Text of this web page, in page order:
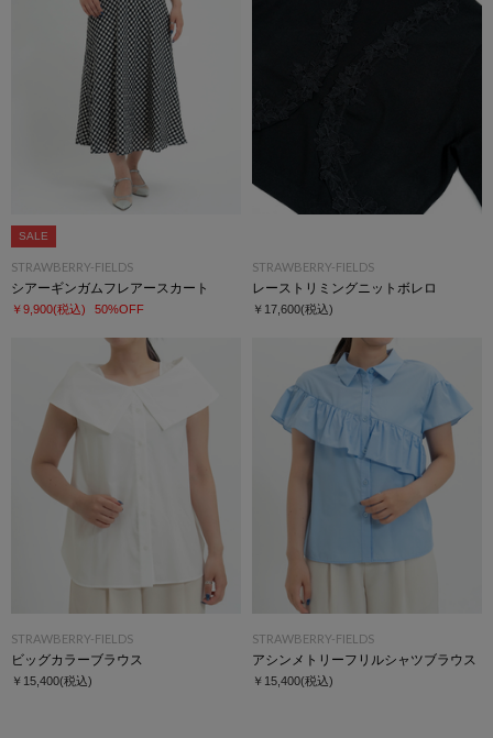
SALE
STRAWBERRY-FIELDS
シアーギンガムフレアースカート
￥9,900(税込) 50%OFF
STRAWBERRY-FIELDS
レーストリミングニットボレロ
￥17,600(税込)
STRAWBERRY-FIELDS
ビッグカラーブラウス
￥15,400(税込)
STRAWBERRY-FIELDS
アシンメトリーフリルシャツブラウス
￥15,400(税込)